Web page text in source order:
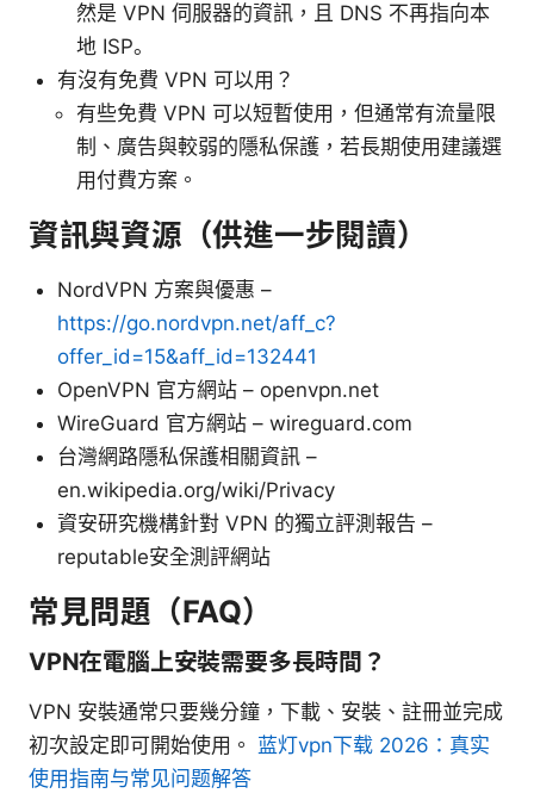
然是 VPN 伺服器的資訊，且 DNS 不再指向本
地 ISP。
有沒有免費 VPN 可以用？
有些免費 VPN 可以短暫使用，但通常有流量限
制、廣告與較弱的隱私保護，若長期使用建議選
用付費方案。
資訊與資源（供進一步閱讀）
NordVPN 方案與優惠 –
https://go.nordvpn.net/aff_c?
offer_id=15&aff_id=132441
OpenVPN 官方網站 – openvpn.net
WireGuard 官方網站 – wireguard.com
台灣網路隱私保護相關資訊 –
en.wikipedia.org/wiki/Privacy
資安研究機構針對 VPN 的獨立評測報告 –
reputable安全測評網站
常見問題（FAQ）
VPN在電腦上安裝需要多長時間？
VPN 安裝通常只要幾分鐘，下載、安裝、註冊並完成
初次設定即可開始使用。 蓝灯vpn下载 2026：真实
使用指南与常见问题解答